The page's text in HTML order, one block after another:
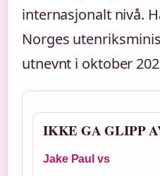
internasjonalt nivå.
Norges
utnevnt i oktober
IKKE GA GLIPP
Jake Paul vs